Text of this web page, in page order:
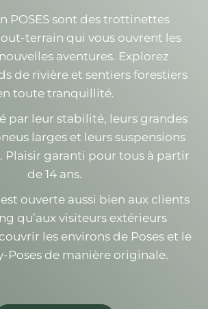
POSES sont des trottinettes
terrain qui vous ouvrent les
aventures. Explorez
de rivière et sentiers forestiers
toute tranquillité.
par leur stabilité, leurs grandes
larges et leurs suspensions
Plaisir garanti pour tous à partir
de 14 ans.
ouverte aussi bien aux clients
qu’aux visiteurs extérieurs
les environs de Poses et le
Poses de manière originale.